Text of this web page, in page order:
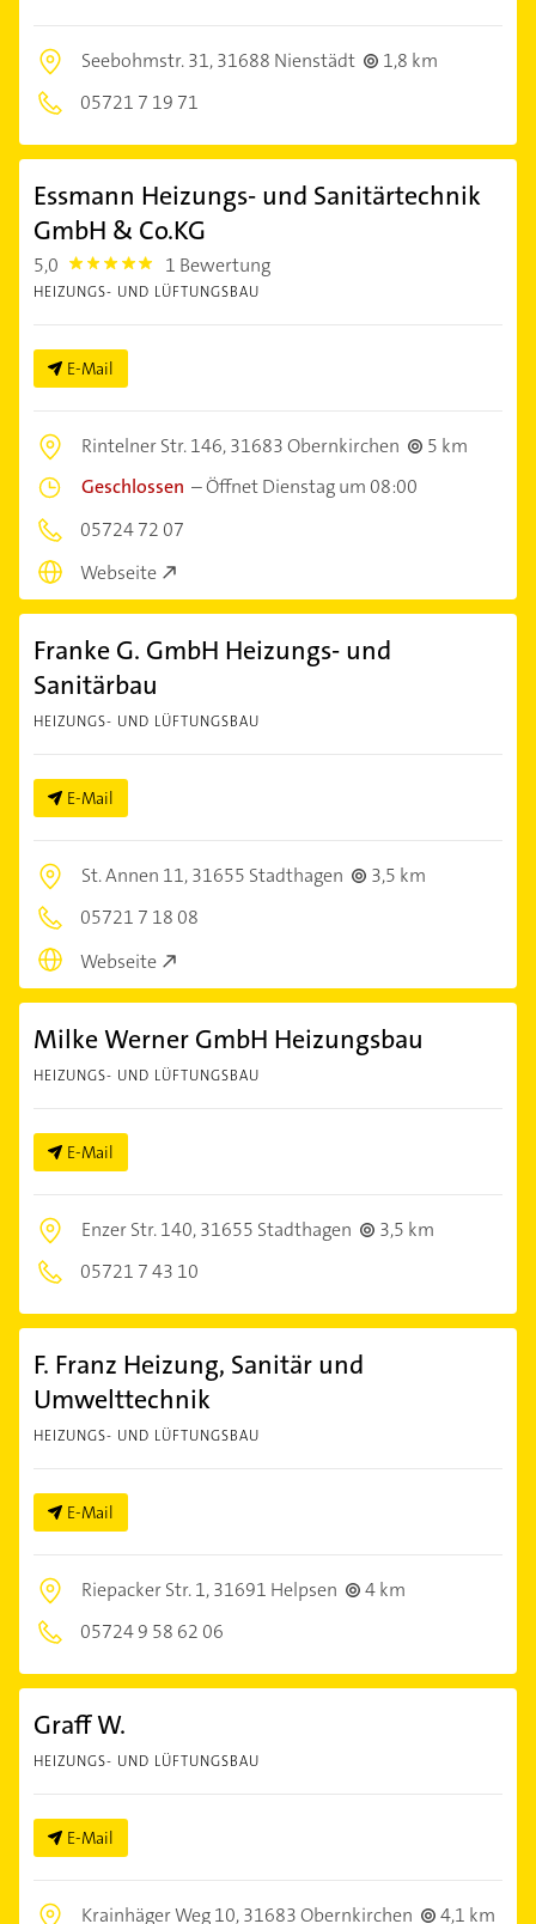
Seebohmstr. 31,31688 Nienstädt
1,8 km
05721 7 19 71
Essmann Heizungs- und Sanitärtechnik
GmbH & Co.KG
5,0 5.0 1 Bewertung
HEIZUNGS- UND LÜFTUNGSBAU
E-Mail
Rintelner Str. 146,31683 Obernkirchen
5 km
Geschlossen –Öffnet Dienstag um 08:00
05724 72 07
Webseite
Franke G. GmbH Heizungs- und
Sanitärbau
HEIZUNGS- UND LÜFTUNGSBAU
E-Mail
St. Annen 11,31655 Stadthagen
3,5 km
05721 7 18 08
Webseite
Milke Werner GmbH Heizungsbau
HEIZUNGS- UND LÜFTUNGSBAU
E-Mail
Enzer Str. 140,31655 Stadthagen
3,5 km
05721 7 43 10
F. Franz Heizung, Sanitär und
Umwelttechnik
HEIZUNGS- UND LÜFTUNGSBAU
E-Mail
Riepacker Str. 1,31691 Helpsen
4 km
05724 9 58 62 06
Graff W.
HEIZUNGS- UND LÜFTUNGSBAU
E-Mail
Krainhäger Weg 10,31683 Obernkirchen 4,1 km